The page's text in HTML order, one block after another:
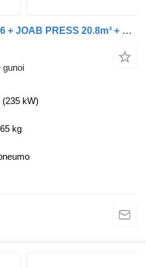
Scania P320 6x2*4 EURO6 + JOAB PRESS 20.8m³ + WINCH
gunoi
(235 kW)
kg